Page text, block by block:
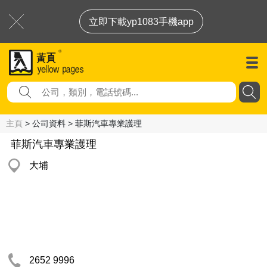
立即下載yp1083手機app
主頁 > 公司資料 > 菲斯汽車專業護理
菲斯汽車專業護理
大埔
2652 9996